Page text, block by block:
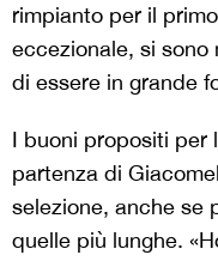
rimpianto per il
eccezionale, si sono
di essere in grande
I buoni propositi per
partenza di
selezione, anche se
quelle più lunghe.